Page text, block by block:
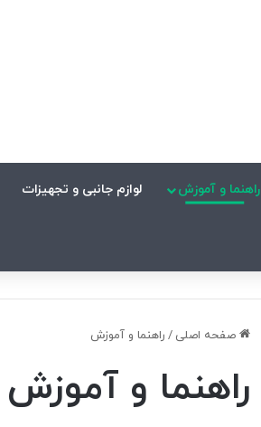
راهنما و آموزش لوازم جانبی و تجهیزات
صفحه اصلی / راهنما و آموزش
راهنما و آموزش